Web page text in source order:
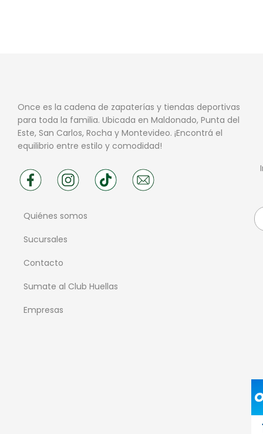
Once es la cadena de zapaterías y tiendas deportivas
para toda la familia. Ubicada en Maldonado, Punta del
Este, San Carlos, Rocha y Montevideo. ¡Encontrá el
equilibrio entre estilo y comodidad!
Quiénes somos
Sucursales
Contacto
Sumate al Club Huellas
Empresas